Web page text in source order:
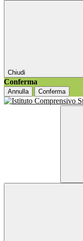
Chiudi
Conferma
Annulla Conferma